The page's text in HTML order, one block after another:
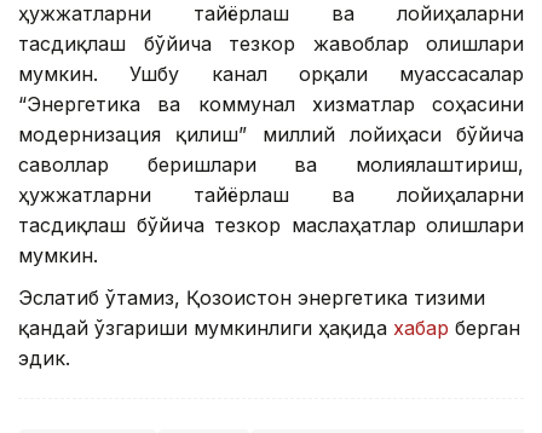
ҳужжатларни тайёрлаш ва лойиҳаларни
тасдиқлаш бўйича тезкор жавоблар олишлари
мумкин. Ушбу канал орқали муассасалар
“Энергетика ва коммунал хизматлар соҳасини
модернизация қилиш” миллий лойиҳаси бўйича
саволлар беришлари ва молиялаштириш,
ҳужжатларни тайёрлаш ва лойиҳаларни
тасдиқлаш бўйича тезкор маслаҳатлар олишлари
мумкин.
Эслатиб ўтамиз, Қозоғистон энергетика тизими
қандай ўзгариши мумкинлиги ҳақида хабар берган
эдик.